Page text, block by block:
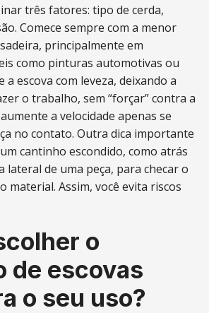
três fatores: tipo de cerda,
Comece sempre com a menor
principalmente em
como pinturas automotivas ou
a escova com leveza, deixando a
o trabalho, sem “forçar” contra a
a velocidade apenas se
no contato. Outra dica importante
cantinho escondido, como atrás
lateral de uma peça, para checar o
material. Assim, você evita riscos
o
de escovas
o seu uso?